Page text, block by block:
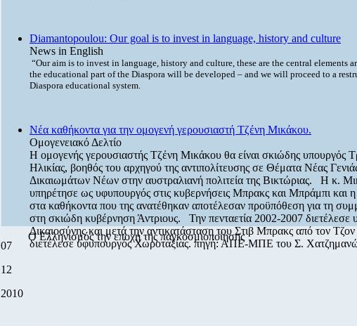
Diamantopoulou: Our goal is to invest in language, history and culture
News in English
“Our aim is to invest in language, history and culture, these are the central elements
the educational part of the Diaspora will be developed – and we will proceed to a
Diaspora educational system.
Νέα καθήκοντα για την ομογενή γερουσιαστή Τζένη Μικάκου.
Ομογενειακό Δελτίο
Η ομογενής γερουσιαστής Τζένη Μικάκου θα είναι σκιώδης υπουργός
Ηλικίας, βοηθός του αρχηγού της αντιπολίτευσης σε Θέματα Νέας
Δικαιωμάτων Νέων στην αυστραλιανή πολιτεία της Βικτώριας. Η κ.
υπηρέτησε ως υφυπουργός στις κυβερνήσεις Μπρακς και Μπράμπι και η
στα καθήκοντα που της ανατέθηκαν αποτέλεσαν προϋπόθεση για τη
στη σκιώδη κυβέρνηση Άντριους. Την πενταετία 2002-2007 διετέλεσε
Δικαιοσύνης και μετά την αντικατάσταση του Στιβ Μπρακς από τον
διετέλεσε υφυπουργός Χωροταξίας. πηγή: ΑΠΕ-ΜΠΕ του Σ.
07
12
2010
Ο Ελληνισμός την εποχή της παγκοσμιοποίησης